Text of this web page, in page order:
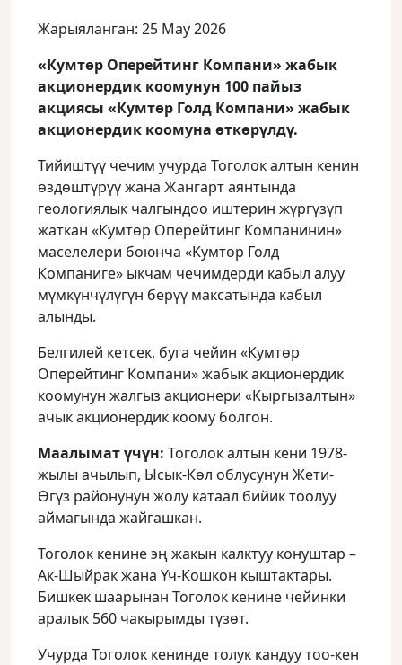
Жарыяланган: 25 May 2026
«Кумтөр Оперейтинг Компани» жабык
акционердик коомунун 100 пайыз
акциясы «Кумтөр Голд Компани» жабык
акционердик коомуна өткөрүлдү.
Тийиштүү чечим учурда Тоголок алтын кенин
өздөштүрүү жана Жангарт аянтында
геологиялык чалгындоо иштерин жүргүзүп
жаткан «Кумтөр Оперейтинг Компанинин»
маселелери боюнча «Кумтөр Голд
Компаниге» ыкчам чечимдерди кабыл алуу
мүмкүнчүлүгүн берүү максатында кабыл
алынды.
Белгилей кетсек, буга чейин «Кумтөр
Оперейтинг Компани» жабык акционердик
коомунун жалгыз акционери «Кыргызалтын»
ачык акционердик коому болгон.
Маалымат үчүн: Тоголок алтын кени 1978-
жылы ачылып, Ысык-Көл облусунун Жети-
Өгүз районунун жолу катаал бийик тоолуу
аймагында жайгашкан.
Тоголок кенине эң жакын калктуу конуштар –
Ак-Шыйрак жана Үч-Кошкон кыштактары.
Бишкек шаарынан Тоголок кенине чейинки
аралык 560 чакырымды түзөт.
Учурда Тоголок кенинде толук кандуу тоо-кен